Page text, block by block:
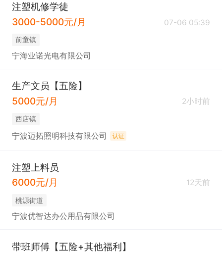
注塑机修学徒
3000-5000元/月
07-06 05:39
前童镇
宁海业诺光电有限公司
生产文员【五险】
5000元/月
2小时前
西店镇
宁波迈拓照明科技有限公司 认证
注塑上料员
6000元/月
12天前
桃源街道
宁波优智达办公用品有限公司
带班师傅【五险+其他福利】